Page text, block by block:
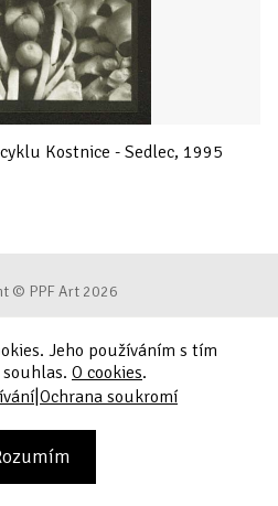
Kostnice - Sedlec, 1995
© PPF Art 2026
používání
soukromí
Jeho používáním s tím
O cookies.
|Ochrana soukromí